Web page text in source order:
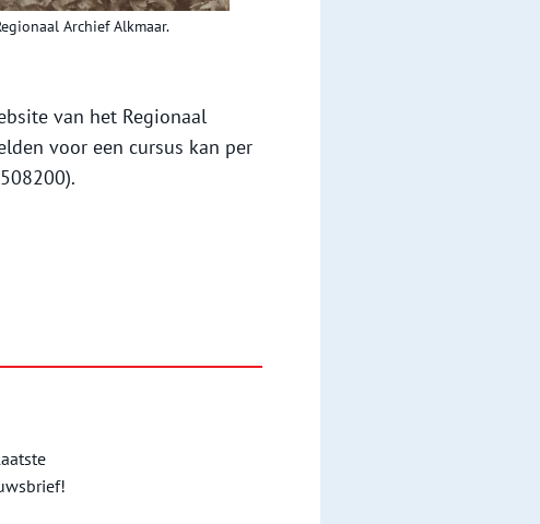
Archief Alkmaar.
van het Regionaal
voor een cursus kan per